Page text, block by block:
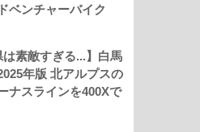
ベンチャーバイク
は素敵すぎる...】白馬
年版 北アルプスの
ナスラインを400Xで